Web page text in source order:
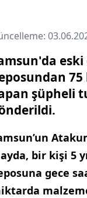
75
şüpheli
bir kişi 5
gece